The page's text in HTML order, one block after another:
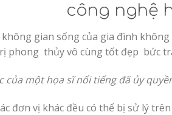
công nghệ
gian sống của gia đình
phong thủy vô cùng tốt đẹp bức
một họa sĩ nổi tiếng đã ủy
đơn vị khác đều có thể bị sử lý